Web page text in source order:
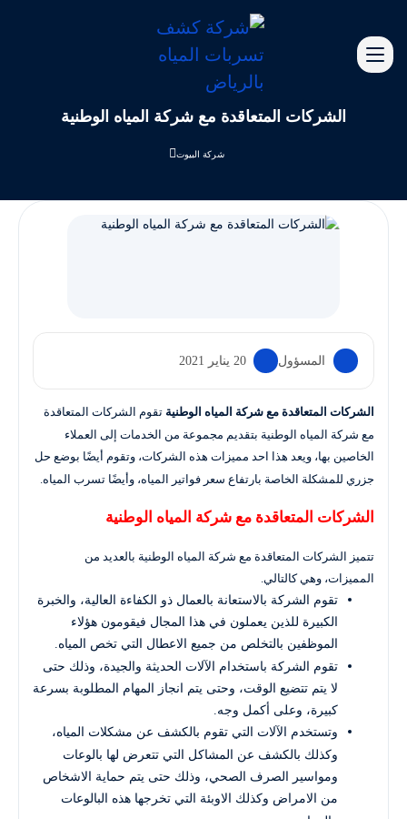
الشركات المتعاقدة مع شركة المياه الوطنية
شركة البيوت
المسؤول 20 يناير 2021
الشركات المتعاقدة مع شركة المياه الوطنية تقوم الشركات المتعاقدة
مع شركة المياه الوطنية بتقديم مجموعة من الخدمات إلى العملاء
الخاصين بها، ويعد هذا احد مميزات هذه الشركات، وتقوم أيضًا بوضع حل
جزري للمشكلة الخاصة بارتفاع سعر فواتير المياه، وأيضًا تسرب المياه.
الشركات المتعاقدة مع شركة المياه الوطنية
تتميز الشركات المتعاقدة مع شركة المياه الوطنية بالعديد من
المميزات، وهي كالتالي.
تقوم الشركة بالاستعانة بالعمال ذو الكفاءة العالية، والخبرة
الكبيرة للذين يعملون في هذا المجال فيقومون هؤلاء
الموظفين بالتخلص من جميع الاعطال التي تخص المياه.
تقوم الشركة باستخدام الآلات الحديثة والجيدة، وذلك حتى
لا يتم تتضيع الوقت، وحتى يتم انجاز المهام المطلوبة بسرعة
كبيرة، وعلى أكمل وجه.
وتستخدم الآلات التي تقوم بالكشف عن مشكلات المياه،
وكذلك بالكشف عن المشاكل التي تتعرض لها بالوعات
ومواسير الصرف الصحي، وذلك حتى يتم حماية الاشخاص
من الامراض وكذلك الاوبئة التي تخرجها هذه البالوعات